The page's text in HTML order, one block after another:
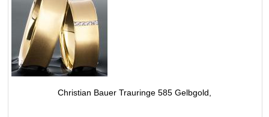
Christian Bauer Trauringe 585 Gelbgold,